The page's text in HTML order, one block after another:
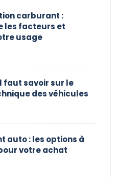
carburant :
les facteurs et
usage
faut savoir sur le
des véhicules
auto : les options à
votre achat